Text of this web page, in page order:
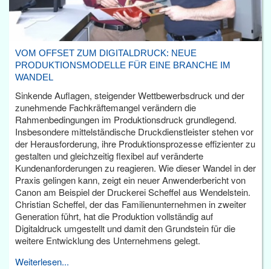
VOM OFFSET ZUM DIGITALDRUCK: NEUE
PRODUKTIONSMODELLE FÜR EINE BRANCHE IM
WANDEL
Sinkende Auflagen, steigender Wettbewerbsdruck und der
zunehmende Fachkräftemangel verändern die
Rahmenbedingungen im Produktionsdruck grundlegend.
Insbesondere mittelständische Druckdienstleister stehen vor
der Herausforderung, ihre Produktionsprozesse effizienter zu
gestalten und gleichzeitig flexibel auf veränderte
Kundenanforderungen zu reagieren. Wie dieser Wandel in der
Praxis gelingen kann, zeigt ein neuer Anwenderbericht von
Canon am Beispiel der Druckerei Scheffel aus Wendelstein.
Christian Scheffel, der das Familienunternehmen in zweiter
Generation führt, hat die Produktion vollständig auf
Digitaldruck umgestellt und damit den Grundstein für die
weitere Entwicklung des Unternehmens gelegt.
Weiterlesen...